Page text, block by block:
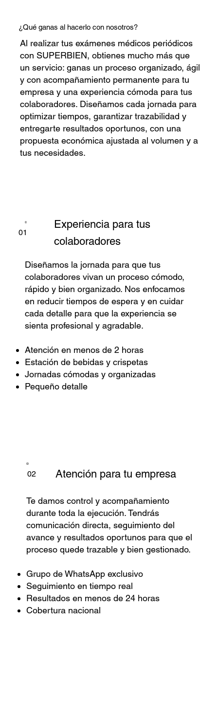
¿Qué ganas al hacerlo con nosotros?
Al realizar tus exámenes médicos periódicos
con SUPERBIEN, obtienes mucho más que
un servicio: ganas un proceso organizado, ágil
y con acompañamiento permanente para tu
empresa y una experiencia cómoda para tus
colaboradores. Diseñamos cada jornada para
optimizar tiempos, garantizar trazabilidad y
entregarte resultados oportunos, con una
propuesta económica ajustada al volumen y a
tus necesidades.
01
Experiencia para tus
colaboradores
Diseñamos la jornada para que tus
colaboradores vivan un proceso cómodo,
rápido y bien organizado. Nos enfocamos
en reducir tiempos de espera y en cuidar
cada detalle para que la experiencia se
sienta profesional y agradable.
Atención en menos de 2 horas
Estación de bebidas y crispetas
Jornadas cómodas y organizadas
Pequeño detalle
02 Atención para tu empresa
Te damos control y acompañamiento
durante toda la ejecución. Tendrás
comunicación directa, seguimiento del
avance y resultados oportunos para que el
proceso quede trazable y bien gestionado.
Grupo de WhatsApp exclusivo
Seguimiento en tiempo real
Resultados en menos de 24 horas
Cobertura nacional